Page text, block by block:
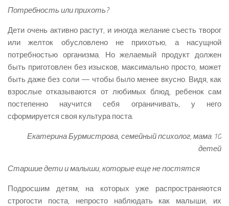
Потребность или прихоть?
Дети очень активно растут, и иногда желание съесть творог
или желток обусловлено не прихотью, а насущной
потребностью организма. Но желаемый продукт должен
быть приготовлен без изысков, максимально просто, может
быть даже без соли — чтобы было менее вкусно. Видя, как
взрослые отказываются от любимых блюд, ребенок сам
постепенно научится себя ограничивать, у него
сформируется своя культура поста.
Екатерина Бурмистрова, семейный психолог, мама 10
детей
Старшие дети и малыши, которые еще не постятся
Подросшим детям, на которых уже распространяются
строгости поста, непросто наблюдать как малыши, их